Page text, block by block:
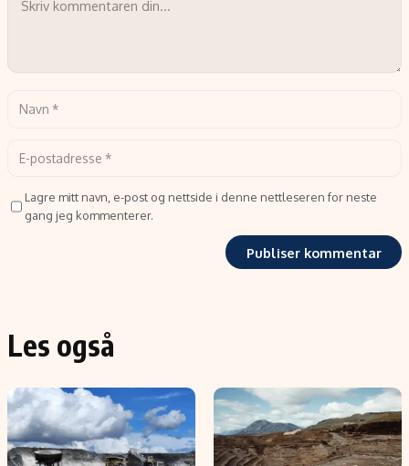
Lagre mitt navn, e-post og nettside i denne nettleseren for neste
gang jeg kommenterer.
Les også